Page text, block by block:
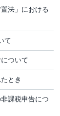
法」における
て
ついて
とき
課税申告につ